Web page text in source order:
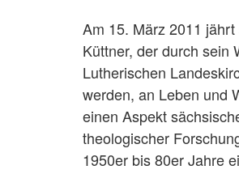
Am 15. März 2011
Küttner, der durch sein
Lutherischen
werden, an Leben und
einen Aspekt
theologischer
1950er bis 80er Jahre